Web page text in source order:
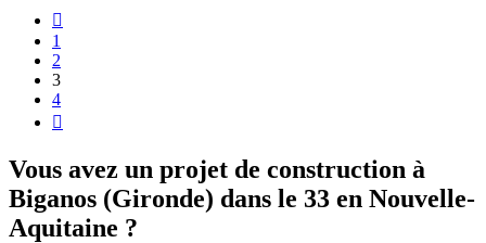

1
2
3
4

Vous avez un projet de construction à
Biganos (Gironde) dans le 33 en Nouvelle-
Aquitaine ?